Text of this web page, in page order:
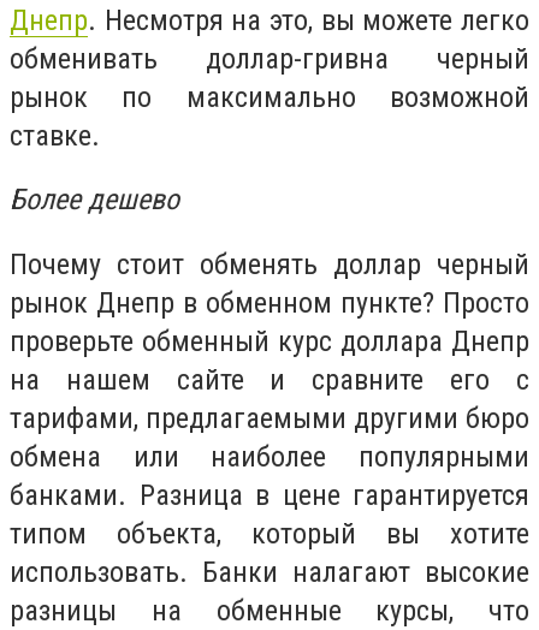
Днепр. Несмотря на это, вы можете легко
обменивать доллар-гривна черный
рынок по максимально возможной
ставке.
Более дешево
Почему стоит обменять доллар черный
рынок Днепр в обменном пункте? Просто
проверьте обменный курс доллара Днепр
на нашем сайте и сравните его с
тарифами, предлагаемыми другими бюро
обмена или наиболее популярными
банками. Разница в цене гарантируется
типом объекта, который вы хотите
использовать. Банки налагают высокие
разницы на обменные курсы, что